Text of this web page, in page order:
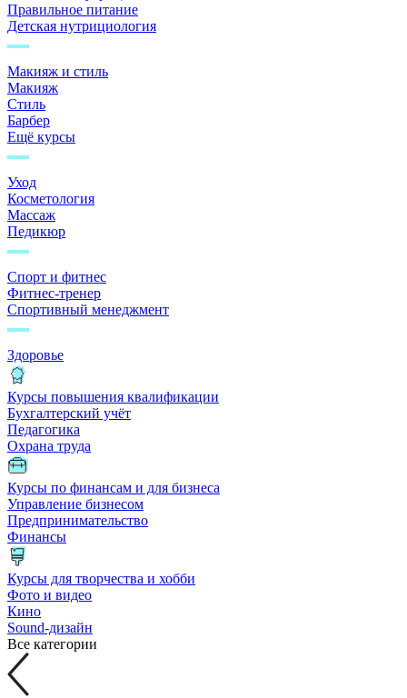
Правильное питание
Детская нутрициология
Макияж и стиль
Макияж
Стиль
Барбер
Ещё курсы
Уход
Косметология
Массаж
Педикюр
Спорт и фитнес
Фитнес-тренер
Спортивный менеджмент
Здоровье
Курсы повышения квалификации
Бухгалтерский учёт
Педагогика
Охрана труда
Курсы по финансам и для бизнеса
Управление бизнесом
Предпринимательство
Финансы
Курсы для творчества и хобби
Фото и видео
Кино
Sound-дизайн
Все категории